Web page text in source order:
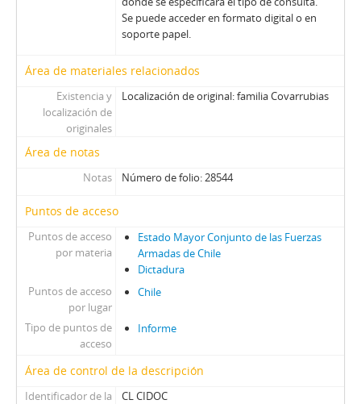
Se puede acceder en formato digital o en
soporte papel.
Área de materiales relacionados
Existencia y
localización de
originales
Localización de original: familia Covarrubias
Área de notas
Notas Número de folio: 28544
Puntos de acceso
Puntos de acceso
por materia
Estado Mayor Conjunto de las Fuerzas
Armadas de Chile
Dictadura
Puntos de acceso
por lugar
Chile
Tipo de puntos de
acceso
Informe
Área de control de la descripción
Identificador de la CL CIDOC